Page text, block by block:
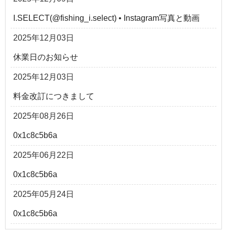
I.SELECT(@fishing_i.select) • Instagram写真と動画
2025年12月03日
休業日のお知らせ
2025年12月03日
料金改訂につきまして
2025年08月26日
0x1c8c5b6a
2025年06月22日
0x1c8c5b6a
2025年05月24日
0x1c8c5b6a